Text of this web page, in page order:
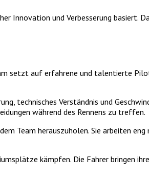
und Verbesserung basiert.
setzt auf erfahrene und talentierte
technisches Verständnis und
während des Rennens zu treffen.
Team herauszuholen. Sie arbeiten
kämpfen. Die Fahrer bringen